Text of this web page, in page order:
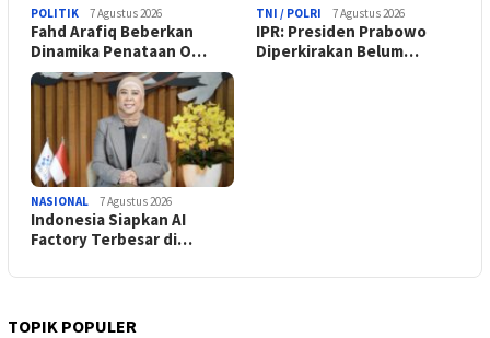
POLITIK 7 Agustus 2026
Fahd Arafiq Beberkan
Dinamika Penataan O…
TNI / POLRI 7 Agustus 2026
IPR: Presiden Prabowo
Diperkirakan Belum…
NASIONAL 7 Agustus 2026
Indonesia Siapkan AI
Factory Terbesar di…
TOPIK POPULER